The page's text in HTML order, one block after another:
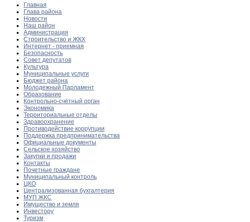
Главная
Глава района
Новости
Наш район
Администрация
Строительство и ЖКХ
Интернет - приемная
Безопасность
Совет депутатов
Культура
Муниципальные услуги
Бюджет района
Молодежный Парламент
Образование
Контрольно-счётный орган
Экономика
Территориальные отделы
Здравоохранение
Противодействие коррупции
Поддержка предпринимательства
Официальные документы
Сельское хозяйство
Закупки и продажи
Контакты
Почетные граждане
Муниципальный контроль
ЦКО
Централизованная бухгалтерия
МУП ЖКС
Имущество и земля
Инвестору
Туризм